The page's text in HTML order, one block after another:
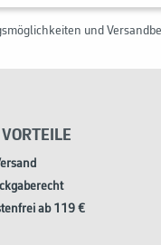
und
ab 119 €